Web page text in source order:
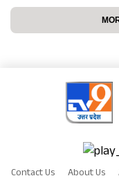
Contact Us About Us